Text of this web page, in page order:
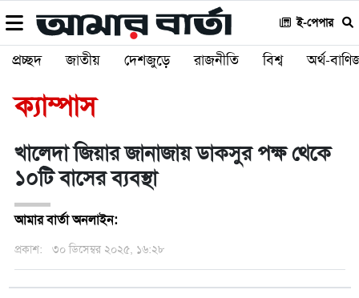
ই-পেপার
প্রচ্ছদ জাতীয় দেশজুড়ে রাজনীতি বিশ্ব অর্থ-
ক্যাম্পাস
খালেদা জিয়ার জানাজায় ডাকসুর পক্ষ থেকে
১০টি বাসের ব্যবস্থা
আমার বার্তা অনলাইন:
প্রকাশ: ৩০ ডিসেম্বর ২০২৫, ১৬:২৮